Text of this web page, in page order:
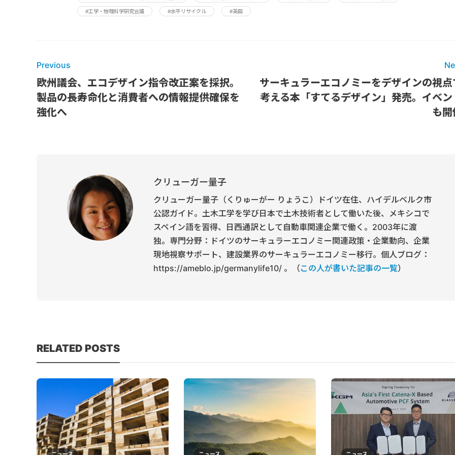
#工学・物理科学研究会議 #水平リサイクル #英国
Previous
欧州議会、エコデザイン指令改正案を採択。
製品の長寿命化と消費者への情報提供確保を
強化へ
サーキュラーエコノミーをデザインの視点
考える本「すてるデザイン」発売。イベン
も開
クリューガー量子
クリューガー量子（くりゅーがー りょうこ）ドイツ在住、ハイデルベルク市
公認ガイド。土木工学を学び日本で土木技術者として働いた後、メキシコで
スペイン語を習得、日西通訳として自動車関連企業で働く。2003年に渡
独。専門分野：ドイツのサーキュラーエコノミー関連政策・企業動向、企業
現地視察サポート、建設業界のサーキュラーエコノミー移行。個人ブログ：
https://ameblo.jp/germanylife10/ 。（この人が書いた記事の一覧）
RELATED POSTS